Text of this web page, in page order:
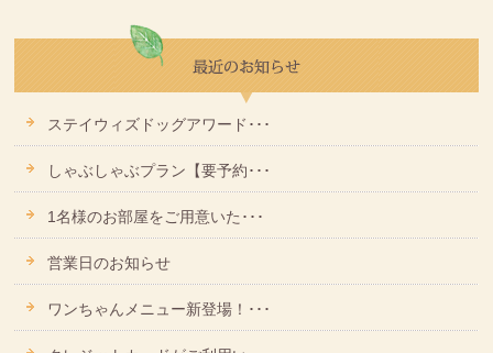
ステイウィズドッグアワード･･･
しゃぶしゃぶプラン【要予約･･･
1名様のお部屋をご用意いた･･･
営業日のお知らせ
ワンちゃんメニュー新登場！･･･